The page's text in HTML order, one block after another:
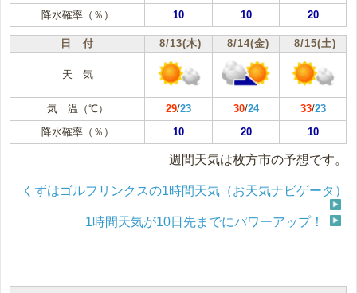
降水確率（％）
10 10 20
日 付 8/13(木) 8/14(金) 8/15(土)
天 気
気 温（℃） 29/23 30/24 33/23
降水確率（％）
10 20 10
週間天気は枚方市の予想です。
くずはゴルフリンクスの1時間天気（お天気ナビゲータ）
1時間天気が10日先までにパワーアップ！